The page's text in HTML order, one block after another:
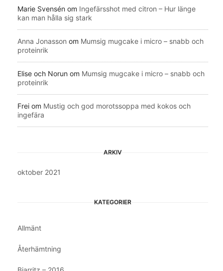
Marie Svensén om Ingefärsshot med citron – Hur länge
kan man hålla sig stark
Anna Jonasson om Mumsig mugcake i micro – snabb och
proteinrik
Elise och Norun om Mumsig mugcake i micro – snabb och
proteinrik
Frei om Mustig och god morotssoppa med kokos och
ingefära
ARKIV
oktober 2021
KATEGORIER
Allmänt
Återhämtning